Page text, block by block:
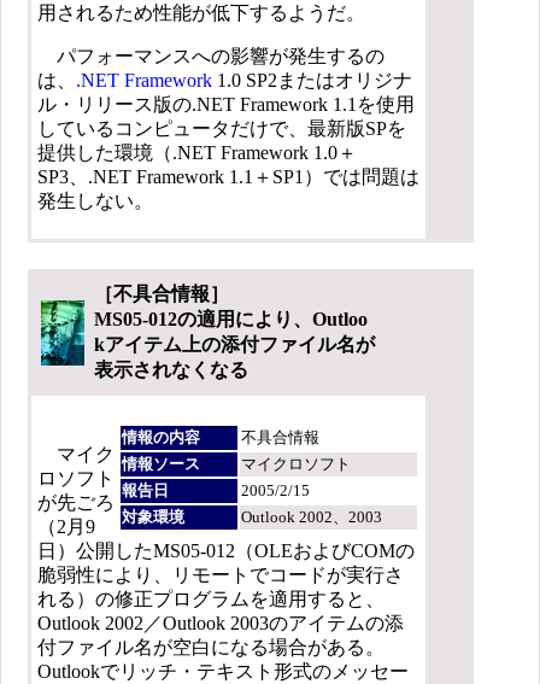
用されるため性能が低下するようだ。
パフォーマンスへの影響が発生するの
は、 .NET Framework 1.0 SP2またはオリジナ
ル・リリース版の.NET Framework 1.1を使用
しているコンピュータだけで、最新版SPを
提供した環境（.NET Framework 1.0＋
SP3、.NET Framework 1.1＋SP1）では問題は
発生しない。
［不具合情報］
MS05-012の適用により、Outloo
kアイテム上の添付ファイル名が
表示されなくなる
情報の内容
不具合情報
情報ソース
マイクロソフト
報告日
2005/2/15
対象環境
Outlook 2002、2003
マイク
ロソフト
が先ごろ
（2月9
日）公開したMS05-012（OLEおよびCOMの
脆弱性により、リモートでコードが実行さ
れる）の修正プログラムを適用すると、
Outlook 2002／Outlook 2003のアイテムの添
付ファイル名が空白になる場合がある。
Outlookでリッチ・テキスト形式のメッセー